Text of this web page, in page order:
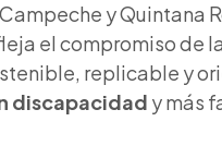
y Quintana
el compromiso de
replicable y
discapacidad y más